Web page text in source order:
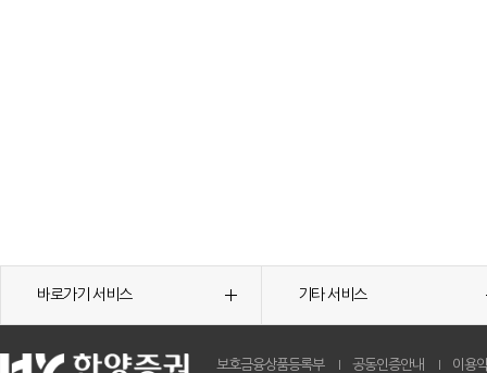
바로가기 서비스 기타 서비스
보호금융상품등록부 공동인증안내 이용